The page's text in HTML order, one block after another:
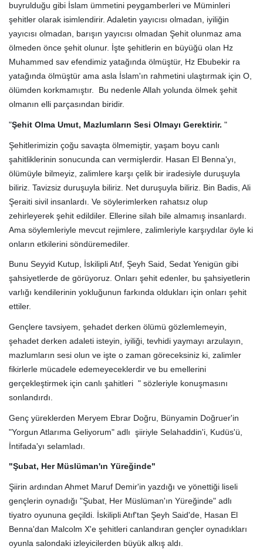
buyrulduğu gibi İslam ümmetini peygamberleri ve Müminleri
şehitler olarak isimlendirir. Adaletin yayıcısı olmadan, iyiliğin
yayıcısı olmadan, barışın yayıcısı olmadan Şehit olunmaz ama
ölmeden önce şehit olunur. İşte şehitlerin en büyüğü olan Hz
Muhammed sav efendimiz yatağında ölmüştür, Hz Ebubekir ra
yatağında ölmüştür ama asla İslam'ın rahmetini ulaştırmak için O,
ölümden korkmamıştır. Bu nedenle Allah yolunda ölmek şehit
olmanın elli parçasından biridir.
"Şehit Olma Umut, Mazlumların Sesi Olmayı Gerektirir. "
Şehitlerimizin çoğu savaşta ölmemiştir, yaşam boyu canlı
şahitliklerinin sonucunda can vermişlerdir. Hasan El Benna'yı,
ölümüyle bilmeyiz, zalimlere karşı çelik bir iradesiyle duruşuyla
biliriz. Tavizsiz duruşuyla biliriz. Net duruşuyla biliriz. Bin Badis, Ali
Şeraiti sivil insanlardı. Ve söylerimlerken rahatsız olup
zehirleyerek şehit edildiler. Ellerine silah bile almamış insanlardı.
Ama söylemleriyle mevcut rejimlere, zalimleriyle karşıydılar öyle ki
onların etkilerini söndüremediler.
Bunu Seyyid Kutup, İskilipli Atıf, Şeyh Said, Sedat Yenigün gibi
şahsiyetlerde de görüyoruz. Onları şehit edenler, bu şahsiyetlerin
varlığı kendilerinin yokluğunun farkında oldukları için onları şehit
ettiler.
Gençlere tavsiyem, şehadet derken ölümü gözlemlemeyin,
şehadet derken adaleti isteyin, iyiliği, tevhidi yaymayı arzulayın,
mazlumların sesi olun ve işte o zaman göreceksiniz ki, zalimler
fikirlerle mücadele edemeyeceklerdir ve bu emellerini
gerçekleştirmek için canlı şahitleri " sözleriyle konuşmasını
sonlandırdı.
Genç yüreklerden Meryem Ebrar Doğru, Bünyamin Doğruer'in
"Yorgun Atlarıma Geliyorum" adlı şiiriyle Selahaddin'i, Kudüs'ü,
İntifada'yı selamladı.
"Şubat, Her Müslüman'ın Yüreğinde"
Şiirin ardından Ahmet Maruf Demir'in yazdığı ve yönettiği liseli
gençlerin oynadığı "Şubat, Her Müslüman'ın Yüreğinde" adlı
tiyatro oyununa geçildi. İskilipli Atıf'tan Şeyh Said'de, Hasan El
Benna'dan Malcolm X'e şehitleri canlandıran gençler oynadıkları
oyunla salondaki izleyicilerden büyük alkış aldı.